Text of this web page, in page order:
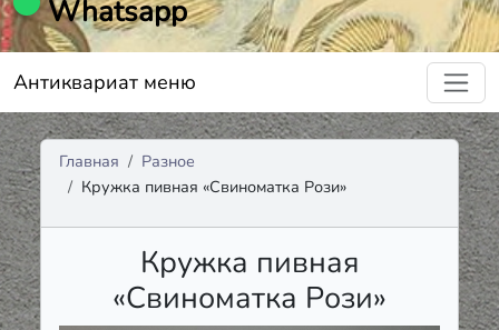
Whatsapp
Антиквариат меню
Главная
Разное
Кружка пивная «Свиноматка Рози»
Кружка пивная
«Свиноматка Рози»